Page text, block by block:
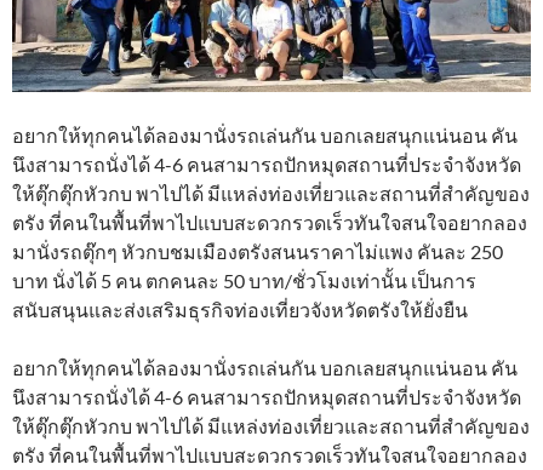
อยากให้ทุกคนได้ลองมานั่งรถเล่นกัน บอกเลยสนุกแน่นอน คัน
นึงสามารถนั่งได้ 4-6 คนสามารถปักหมุดสถานที่ประจำจังหวัด
ให้ตุ๊กตุ๊กหัวกบ พาไปได้ มีแหล่งท่องเที่ยวและสถานที่สำคัญของ
ตรัง ที่คนในพื้นที่พาไปแบบสะดวกรวดเร็วทันใจสนใจอยากลอง
มานั่งรถตุ๊กๆ​ หัวกบชมเมืองตรังสนนราคาไม่แพง​ คันละ​ 250​
บาท​ นั่งได้​ 5​ คน​ ตกคนละ​ 50​ บาท/ชั่วโมงเท่านั้น​ เป็นการ
สนับสนุนและส่งเสริมธุรกิจท่องเที่ยวจังหวัดตรังให้ยั่งยืน​
อยากให้ทุกคนได้ลองมานั่งรถเล่นกัน บอกเลยสนุกแน่นอน คัน
นึงสามารถนั่งได้ 4-6 คนสามารถปักหมุดสถานที่ประจำจังหวัด
ให้ตุ๊กตุ๊กหัวกบ พาไปได้ มีแหล่งท่องเที่ยวและสถานที่สำคัญของ
ตรัง ที่คนในพื้นที่พาไปแบบสะดวกรวดเร็วทันใจสนใจอยากลอง